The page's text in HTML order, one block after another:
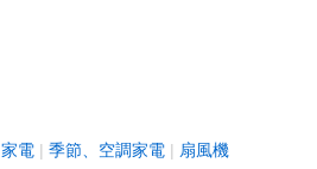
家電 季節、空調家電 扇風機